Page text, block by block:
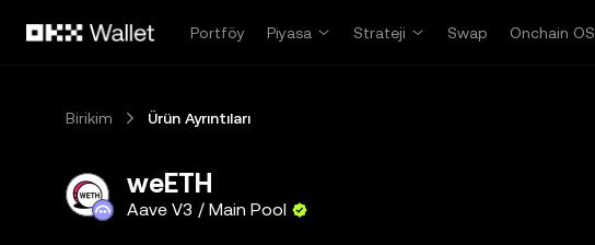
Portföy
Piyasa Strateji Swap Onchain OS
Birikim Ürün Ayrıntıları
weETH
Aave V3 / Main Pool